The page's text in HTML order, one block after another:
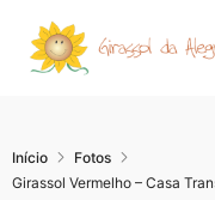
Início
Fotos
Girassol Vermelho – Casa